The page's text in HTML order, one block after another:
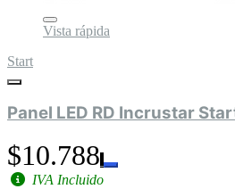
Vista rápida
Start
Panel LED RD Incrustar
$10.788
IVA Incluido